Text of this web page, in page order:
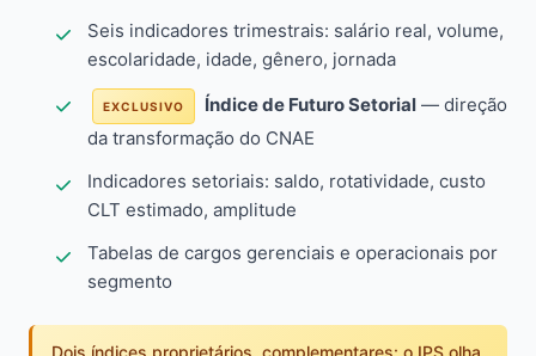
Seis indicadores trimestrais: salário real, volume,
escolaridade, idade, gênero, jornada
EXCLUSIVO Índice de Futuro Setorial — direção
da transformação do CNAE
Indicadores setoriais: saldo, rotatividade, custo
CLT estimado, amplitude
Tabelas de cargos gerenciais e operacionais por
segmento
Dois índices proprietários, complementares: o IPS olha